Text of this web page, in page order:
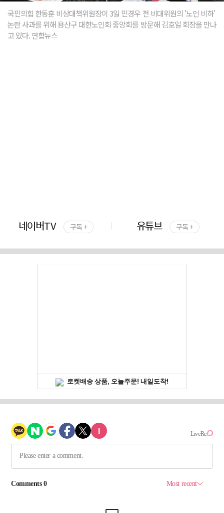
국민의힘 한동훈 비상대책위원장이 3일 민경우 전 비대위원의 '노인 비하'
논란 사과를 위해 용산구 대한노인회 중앙회를 방문해 김호일 회장을 만나
고 있다. 연합뉴스
네이버TV 구독 + 유튜브 구독 +